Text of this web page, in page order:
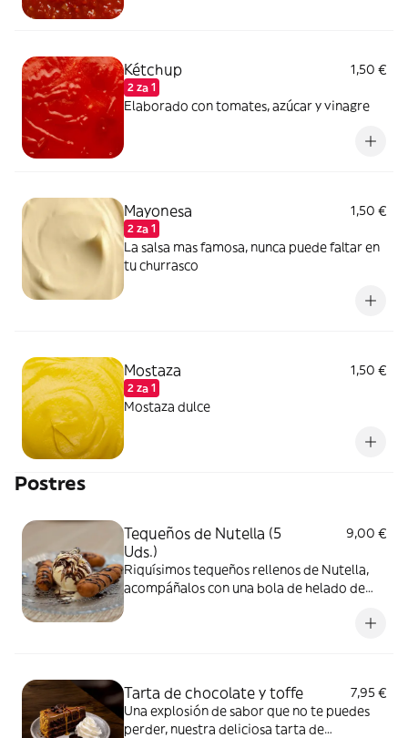
Kétchup
2 za 1
1,50 €
Elaborado con tomates, azúcar y vinagre
Mayonesa
2 za 1
1,50 €
La salsa mas famosa, nunca puede faltar en
tu churrasco
Mostaza
2 za 1
1,50 €
Mostaza dulce
Postres
Tequeños de Nutella (5
Uds.)
9,00 €
Riquísimos tequeños rellenos de Nutella,
acompáñalos con una bola de helado de
Tarta de chocolate y toffe
7,95 €
Una explosión de sabor que no te puedes
perder, nuestra deliciosa tarta de